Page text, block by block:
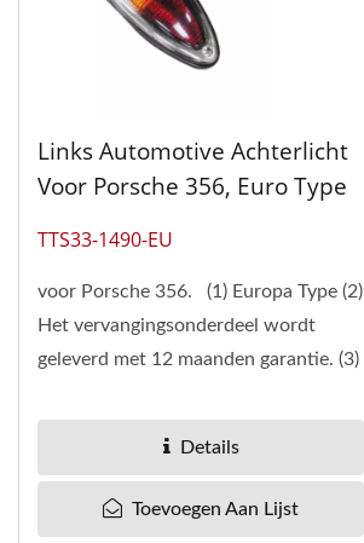
Links Automotive Achterlicht
Voor Porsche 356, Euro Type
TTS33-1490-EU
voor Porsche 356. (1) Europa Type (2)
Het vervangingsonderdeel wordt
geleverd met 12 maanden garantie. (3)
van vintage...
Details
Toevoegen Aan Lijst